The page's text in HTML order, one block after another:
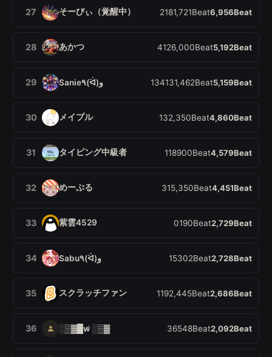
27 6,956Beat
そーびぃ（覚醒中） 2181,721Beat
28 5,192Beat
あかつ 4126,000Beat
29 5,159Beat Sanie٩(ᐛ)و 134131,462Beat
30 4,860Beat
メイプル 132,350Beat
31 4,579Beat
タイピング中級者 118900Beat
32 4,451Beat
めーぷる 315,350Beat
33 2,729Beat
紫雲4529 0190Beat
34 2,728Beat Sabu٩(ᐛ)و 15302Beat
35 2,686Beat
スクラッチファン 1192,445Beat
36 2,092Beat
░▒▓█w̸ ░▒▓ 36548Beat